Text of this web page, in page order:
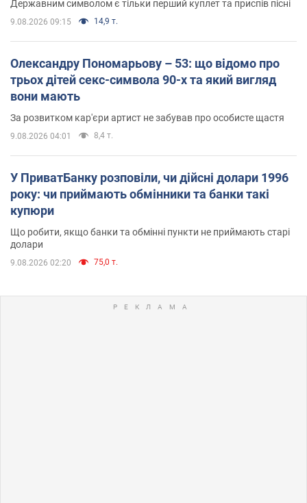
Державним символом є тільки перший куплет та приспів пісні
9.08.2026 09:15 14,9 т.
Олександру Пономарьову – 53: що відомо про
трьох дітей секс-символа 90-х та який вигляд
вони мають
За розвитком кар'єри артист не забував про особисте щастя
9.08.2026 04:01 8,4 т.
У ПриватБанку розповіли, чи дійсні долари 1996
року: чи приймають обмінники та банки такі
купюри
Що робити, якщо банки та обмінні пункти не приймають старі
долари
9.08.2026 02:20 75,0 т.